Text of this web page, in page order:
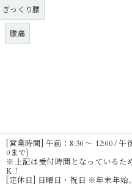
ぎっくり腰
腰痛
[営業時間] 午前：8:30 ～ 12:00 / 午
0まで)
※上記は受付時間となっているた
K！
[定休日] 日曜日・祝日 ※年末年始